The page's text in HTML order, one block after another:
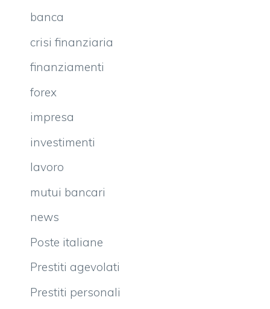
banca
crisi finanziaria
finanziamenti
forex
impresa
investimenti
lavoro
mutui bancari
news
Poste italiane
Prestiti agevolati
Prestiti personali